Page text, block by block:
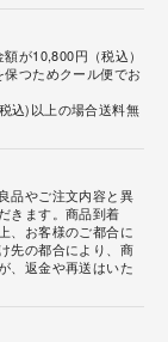
が10,800円（税込）
つためクール便でお
込)以上の場合送料無
品やご注文内容と異
きます。商品到着
、お客様のご都合に
先の都合により、商
、返金や再送はいた